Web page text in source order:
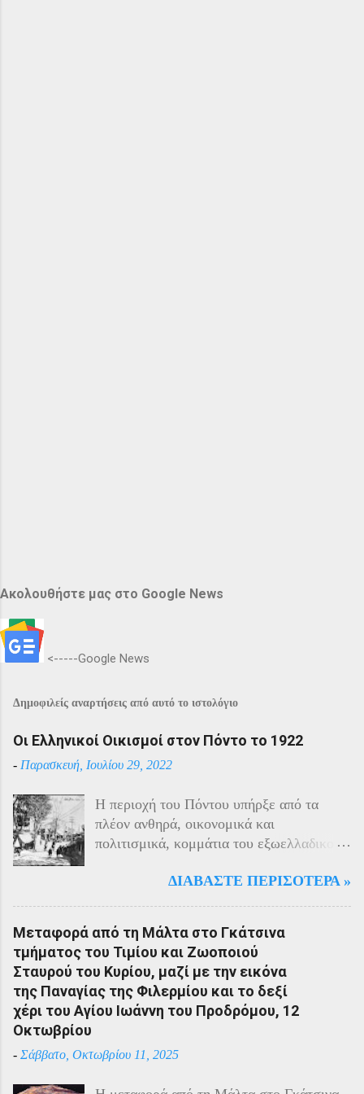
Ακολουθήστε μας στο Google News
<-----Google News
Δημοφιλείς αναρτήσεις από αυτό το ιστολόγιο
Οι Ελληνικοί Οικισμοί στον Πόντο το 1922
- Παρασκευή, Ιουλίου 29, 2022
Η περιοχή του Πόντου υπήρξε από τα
πλέον ανθηρά, οικονομικά και
πολιτισμικά, κομμάτια του εξωελλαδικού
40% του πληθυσμού της περιοχής και μαζί
του Πόντου είχε και αυτός στη διάρκεια
του πολέμου την ίδια τύχη με τον
υπόλοιπο μικρασιατικό πληθυσμό. Με την
είσοδο της Τουρκίας στον πόλεμο
πραγματοποιήθηκαν εκκενώσεις οικισμών,
οικογένειες των φυγοστράτων.
ΔΙΑΒΆΣΤΕ ΠΕΡΙΣΌΤΕΡΑ »
Μεταφορά από τη Μάλτα στο Γκάτσινα
τμήματος του Τιμίου και Ζωοποιού
Σταυρού του Κυρίου, μαζί με την εικόνα
της Παναγίας της Φιλερμίου και το δεξί
χέρι του Αγίου Ιωάννη του Προδρόμου, 12
Οκτωβρίου
- Σάββατο, Οκτωβρίου 11, 2025